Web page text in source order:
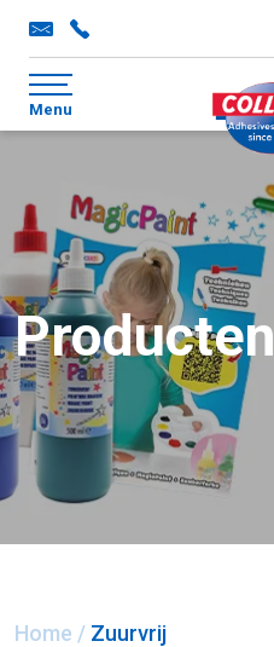
Menu
Producten
Home / Zuurvrij